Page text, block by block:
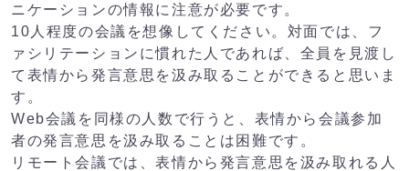
ニケーションの情報に注意が必要です。
10人程度の会議を想像してください。対面では、フ
ァシリテーションに慣れた人であれば、全員を見渡し
て表情から発言意思を汲み取ることができると思いま
す。
Web会議を同様の人数で行うと、表情から会議参加
者の発言意思を汲み取ることは困難です。
リモート会議では、表情から発言意思を汲み取れる人